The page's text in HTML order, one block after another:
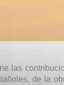
las
de la